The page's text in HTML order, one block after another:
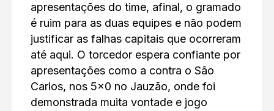
apresentações do time, afinal, o gramado
é ruim para as duas equipes e não podem
justificar as falhas capitais que ocorreram
até aqui. O torcedor espera confiante por
apresentações como a contra o São
Carlos, nos 5×0 no Jauzão, onde foi
demonstrada muita vontade e jogo